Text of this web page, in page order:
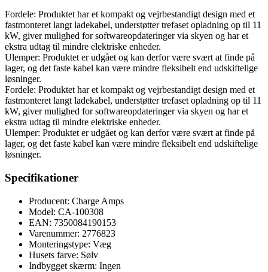
Fordele: Produktet har et kompakt og vejrbestandigt design med et
fastmonteret langt ladekabel, understøtter trefaset opladning op til 11
kW, giver mulighed for softwareopdateringer via skyen og har et
ekstra udtag til mindre elektriske enheder.
Ulemper: Produktet er udgået og kan derfor være svært at finde på
lager, og det faste kabel kan være mindre fleksibelt end udskiftelige
løsninger.
Fordele: Produktet har et kompakt og vejrbestandigt design med et
fastmonteret langt ladekabel, understøtter trefaset opladning op til 11
kW, giver mulighed for softwareopdateringer via skyen og har et
ekstra udtag til mindre elektriske enheder.
Ulemper: Produktet er udgået og kan derfor være svært at finde på
lager, og det faste kabel kan være mindre fleksibelt end udskiftelige
løsninger.
Specifikationer
Producent: Charge Amps
Model: CA-100308
EAN: 7350084190153
Varenummer: 2776823
Monteringstype: Væg
Husets farve: Sølv
Indbygget skærm: Ingen